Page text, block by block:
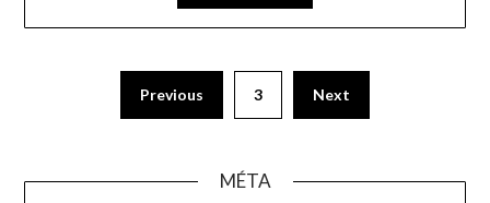
PaginationPrevious 3 Next
MÉTA